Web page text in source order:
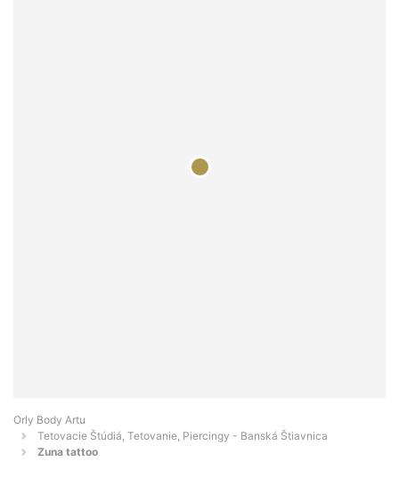
Orly Body Artu
Tetovacie Štúdiá, Tetovanie, Piercingy - Banská Štiavnica
Zuna tattoo